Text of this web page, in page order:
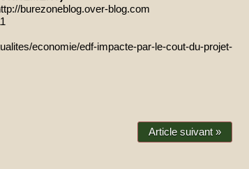
burezoneblog.over-blog.com
economie/edf-impacte-par-le-cout-du-projet-
Article suivant »